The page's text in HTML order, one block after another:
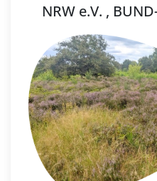
NRW e.V. ,